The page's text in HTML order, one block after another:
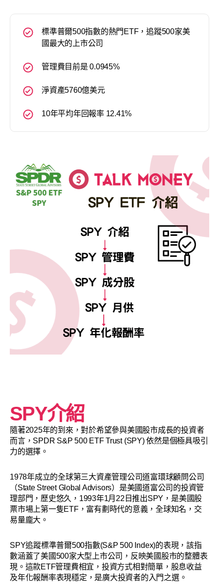
標準普爾500指數的熱門ETF，追蹤500家美
國最大的上市公司
管理費目前是 0.0945%
淨資產5760億美元
10年平均年回報率 12.41%
SPY介紹
隨著2025年的到來，對於希望參與美國股市成長的投資者
而言，SPDR S&P 500 ETF Trust (SPY) 依然是個極具吸引
力的選擇。
1978年成立的全球第三大資產管理公司道富環球顧問公司
（State Street Global Advisors）是美國道富公司的投資管
理部門，歷史悠久，1993年1月22日推出SPY，是美國股
票市場上第一隻ETF，富有劃時代的意義，全球知名，交
易量龐大。
SPY追蹤標準普爾500指數(S&P 500 Index)的表現，該指
數涵蓋了美國500家大型上市公司，反映美國股市的整體表
現。這款ETF管理費相宜，投資方式相對簡單，股息收益
及年化報酬率表現穩定，是廣大投資者的入門之選。